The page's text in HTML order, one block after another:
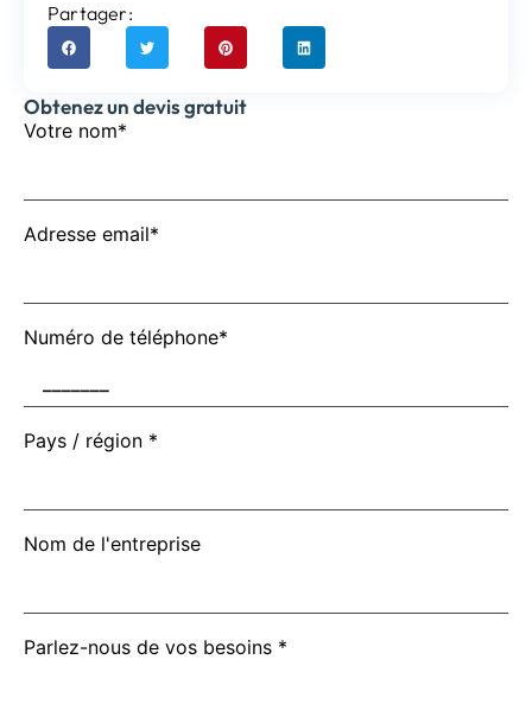
Partager:
Obtenez un devis gratuit
Votre nom*
Adresse email*
Numéro de téléphone*
Pays / région *
Nom de l'entreprise
Parlez-nous de vos besoins *